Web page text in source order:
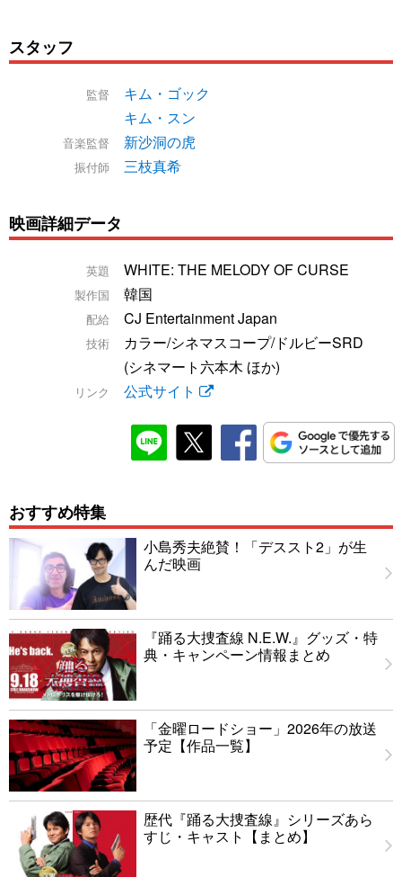
スタッフ
監督
キム・ゴック
キム・スン
音楽監督 新沙洞の虎
振付師 三枝真希
映画詳細データ
英題 WHITE: THE MELODY OF CURSE
製作国 韓国
配給 CJ Entertainment Japan
技術
カラー/シネマスコープ/ドルビーSRD
(シネマート六本木 ほか)
リンク 公式サイト
おすすめ特集
小島秀夫絶賛！「デススト2」が生
んだ映画
『踊る大捜査線 N.E.W.』グッズ・特
典・キャンペーン情報まとめ
「金曜ロードショー」2026年の放送
予定【作品一覧】
歴代『踊る大捜査線』シリーズあら
すじ・キャスト【まとめ】